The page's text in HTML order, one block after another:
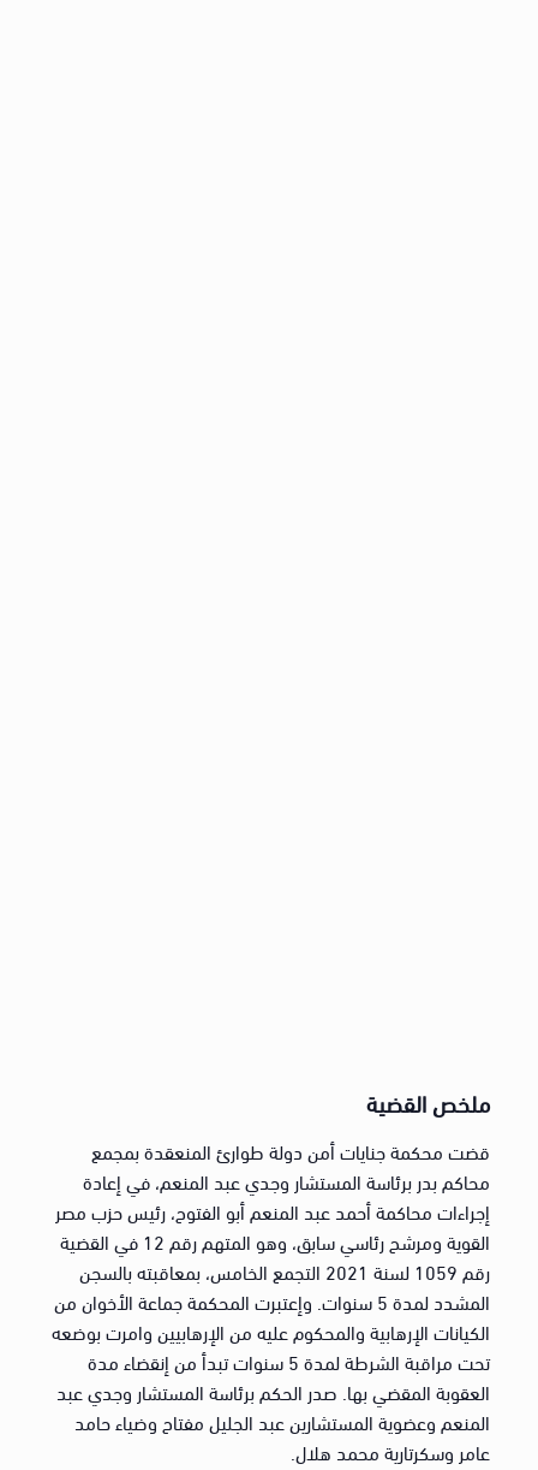
ملخص القضية
قضت محكمة جنايات أمن دولة طوارئ المنعقدة بمجمع
محاكم بدر برئاسة المستشار وجدي عبد المنعم، في إعادة
إجراءات محاكمة أحمد عبد المنعم أبو الفتوح، رئيس حزب مصر
القوية ومرشح رئاسي سابق، وهو المتهم رقم 12 في القضية
رقم 1059 لسنة 2021 التجمع الخامس، بمعاقبته بالسجن
المشدد لمدة 5 سنوات. وإعتبرت المحكمة جماعة الأخوان من
الكيانات الإرهابية والمحكوم عليه من الإرهابيين وامرت بوضعه
تحت مراقبة الشرطة لمدة 5 سنوات تبدأ من إنقضاء مدة
العقوبة المقضي بها. صدر الحكم برئاسة المستشار وجدي عبد
المنعم وعضوية المستشارين عبد الجليل مفتاح وضياء حامد
عامر وسكرتارية محمد هلال.